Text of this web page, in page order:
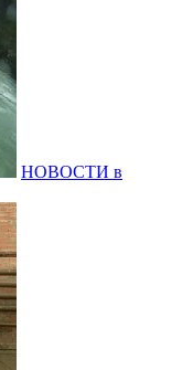
НОВОСТИ в